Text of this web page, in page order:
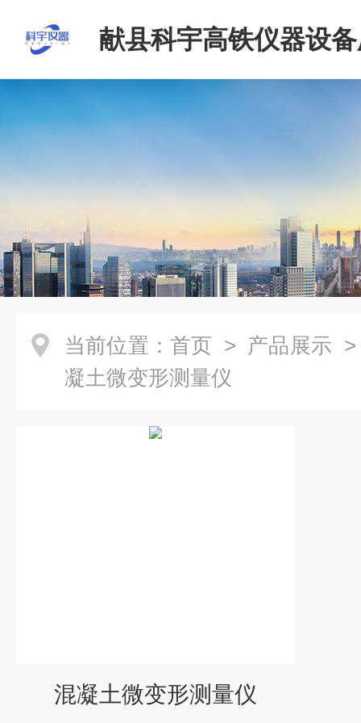
献县科宇高铁仪器设
当前位置： 首页 > 产品展示
凝土微变形测量仪
混凝土微变形测量仪